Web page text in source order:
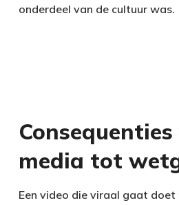
onderdeel van de cultuur was.
media tot
Een video die viraal gaat